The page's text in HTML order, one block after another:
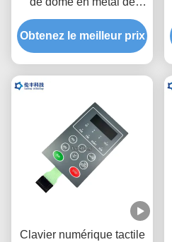
recouvrement de clavier
numérique de contact à
membrane d'ANIMAL
Obtenez le meilleur prix
Clavier numérique tactile